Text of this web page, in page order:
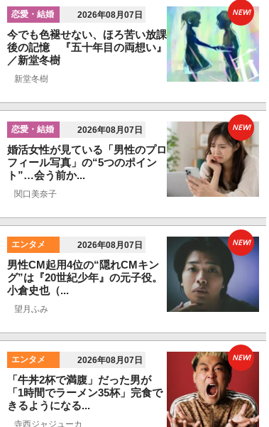
恋愛・結婚 2026年08月07日
今でも色褪せない、ほろ苦い放課
後の記憶 『五十年目の両想い』
／新堂冬樹
新堂冬樹
NEW!
恋愛・結婚 2026年08月07日
婚活女性が見ている「男性のプロ
フィール写真」の“5つのポイン
ト”…会う前か...
関口美奈子
NEW!
エンタメ 2026年08月07日
男性CM起用4位の“隠れCMキン
グ”は『20世紀少年』の元子役。
小倉史也（...
望月ふみ
NEW!
エンタメ 2026年08月07日
「牛丼2杯で満腹」だった男が
「1時間でラーメン35杯」完食で
きるようになる...
寺西ジャジューカ
NEW!